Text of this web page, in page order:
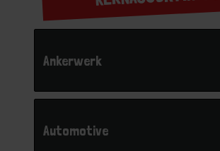
Ankerwerk
Automotive